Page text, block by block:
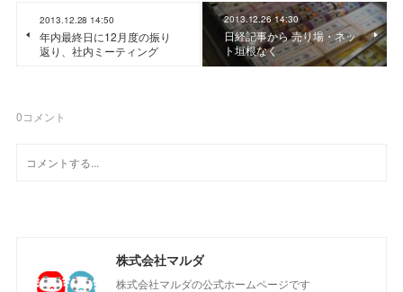
2013.12.28 14:50
年内最終日に12月度の振り
返り、社内ミーティング
2013.12.26 14:30
日経記事から 売り場・ネッ
ト垣根なく
0コメント
株式会社マルダ
株式会社マルダの公式ホームページです